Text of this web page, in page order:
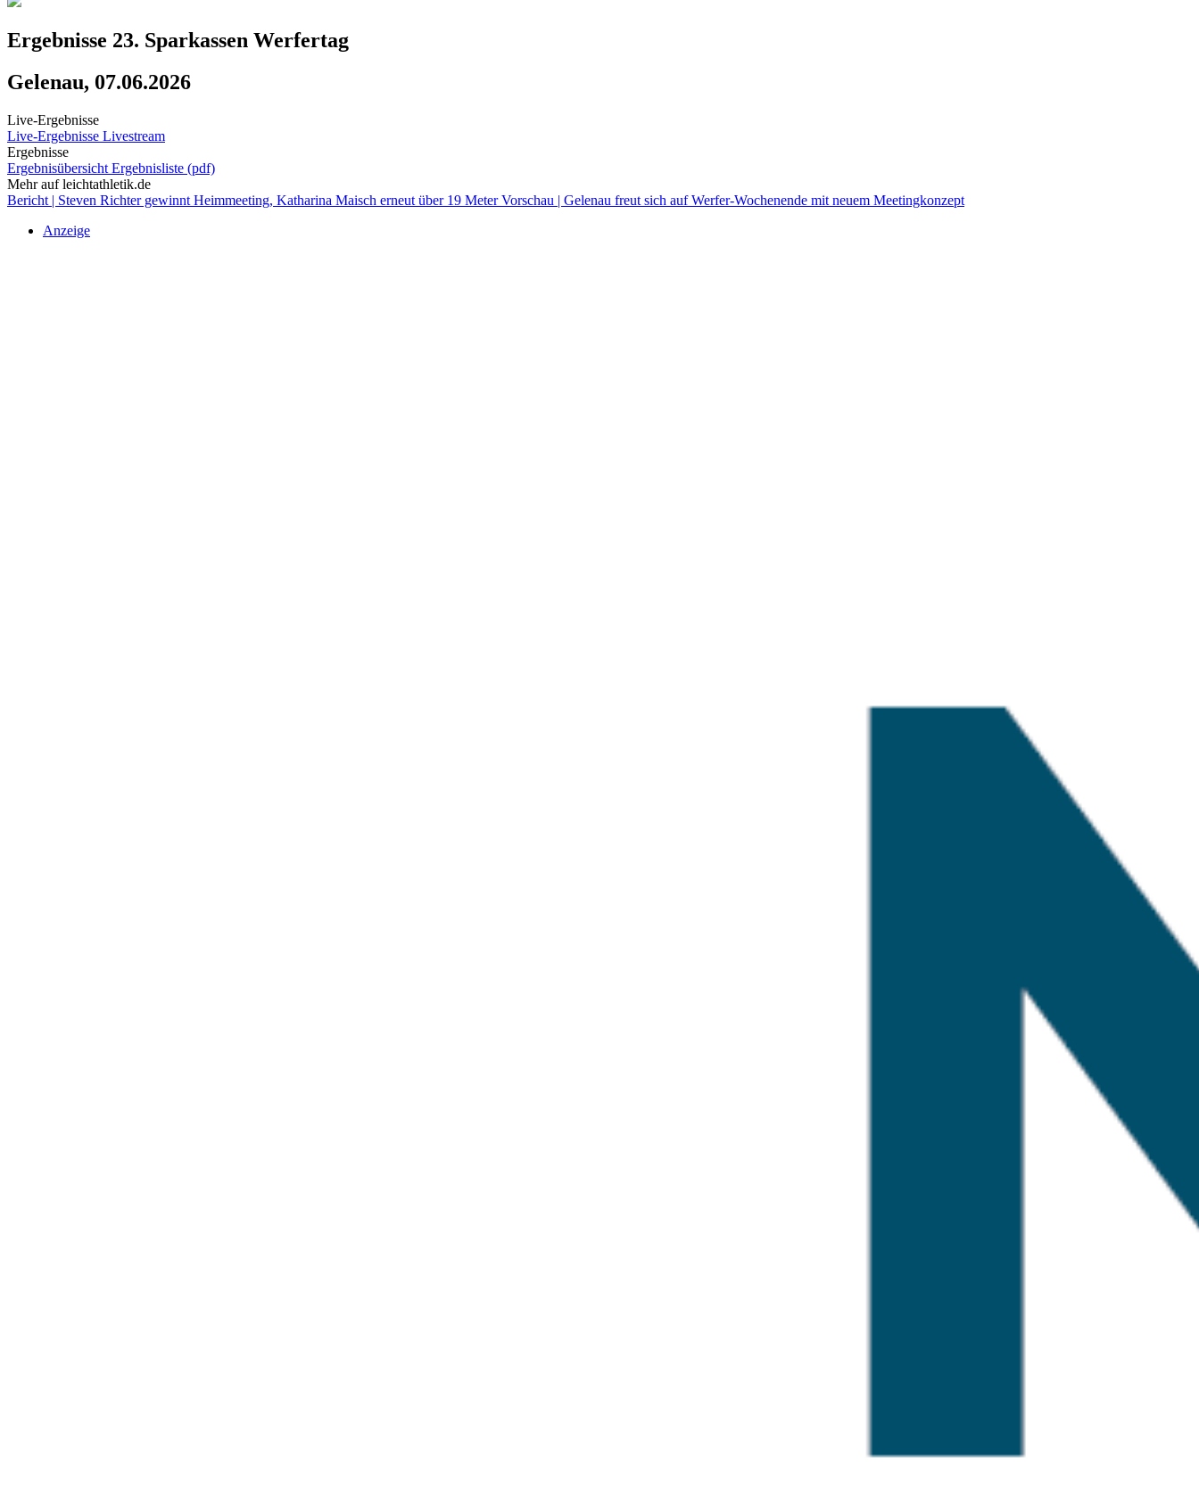
Ergebnisse 23. Sparkassen Werfertag
Gelenau, 07.06.2026
Live-Ergebnisse
Live-Ergebnisse Livestream
Ergebnisse
Ergebnisübersicht Ergebnisliste (pdf)
Mehr auf leichtathletik.de
Bericht | Steven Richter gewinnt Heimmeeting, Katharina Maisch erneut über 19 MeterVorschau | Gelenau freut sich auf Werfer-Wochenende mit neuem Meetingkonzept
Anzeige